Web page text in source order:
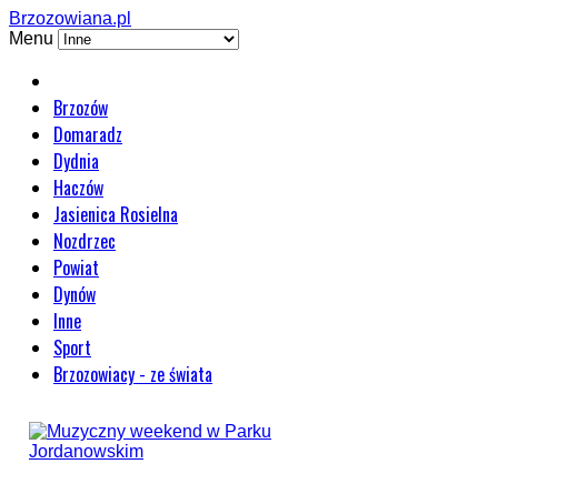
Brzozowiana.pl
Menu
Brzozów
Domaradz
Dydnia
Haczów
Jasienica Rosielna
Nozdrzec
Powiat
Dynów
Inne
Sport
Brzozowiacy - ze świata